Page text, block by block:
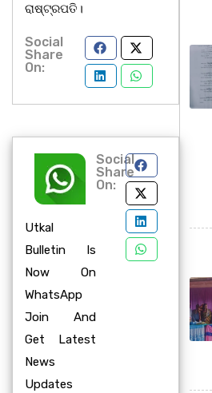
ରାଷ୍ଟ୍ରପତି।
Social
Share
On:
Utkal
Bulletin Is
Now On
WhatsApp
Join And
Get Latest
News
Updates
Social
Share
On: